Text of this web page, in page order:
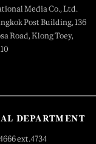
Media Co., Ltd.
Post Building, 136
Road, Klong Toey,
DEPARTMENT
ext.4734